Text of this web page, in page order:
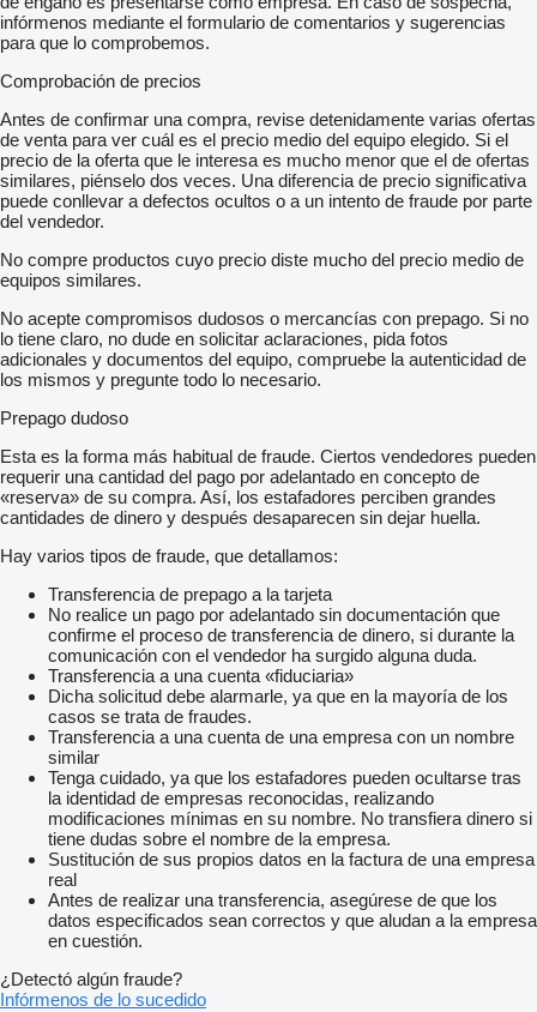
infórmenos mediante el formulario de comentarios y sugerencias
para que lo comprobemos.
Comprobación de precios
Antes de confirmar una compra, revise detenidamente varias ofertas
de venta para ver cuál es el precio medio del equipo elegido. Si el
precio de la oferta que le interesa es mucho menor que el de ofertas
similares, piénselo dos veces. Una diferencia de precio significativa
puede conllevar a defectos ocultos o a un intento de fraude por parte
del vendedor.
No compre productos cuyo precio diste mucho del precio medio de
equipos similares.
No acepte compromisos dudosos o mercancías con prepago. Si no
lo tiene claro, no dude en solicitar aclaraciones, pida fotos
adicionales y documentos del equipo, compruebe la autenticidad de
los mismos y pregunte todo lo necesario.
Prepago dudoso
Esta es la forma más habitual de fraude. Ciertos vendedores pueden
requerir una cantidad del pago por adelantado en concepto de
«reserva» de su compra. Así, los estafadores perciben grandes
cantidades de dinero y después desaparecen sin dejar huella.
Hay varios tipos de fraude, que detallamos:
Transferencia de prepago a la tarjeta
No realice un pago por adelantado sin documentación que
confirme el proceso de transferencia de dinero, si durante la
comunicación con el vendedor ha surgido alguna duda.
Transferencia a una cuenta «fiduciaria»
Dicha solicitud debe alarmarle, ya que en la mayoría de los
casos se trata de fraudes.
Transferencia a una cuenta de una empresa con un nombre
similar
Tenga cuidado, ya que los estafadores pueden ocultarse tras
la identidad de empresas reconocidas, realizando
modificaciones mínimas en su nombre. No transfiera dinero si
tiene dudas sobre el nombre de la empresa.
Sustitución de sus propios datos en la factura de una empresa
real
Antes de realizar una transferencia, asegúrese de que los
datos especificados sean correctos y que aludan a la empresa
en cuestión.
¿Detectó algún fraude?
Infórmenos de lo sucedido